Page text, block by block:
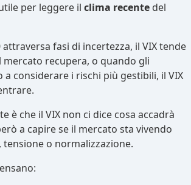
per leggere il clima recente del
attraversa fasi di incertezza, il VIX tende
mercato recupera, o quando gli
considerare i rischi più gestibili, il VIX
è che il VIX non ci dice cosa accadrà
a capire se il mercato sta vivendo
tensione o normalizzazione.